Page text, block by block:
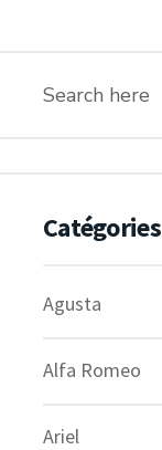
Catégories
Agusta
Alfa Romeo
Ariel